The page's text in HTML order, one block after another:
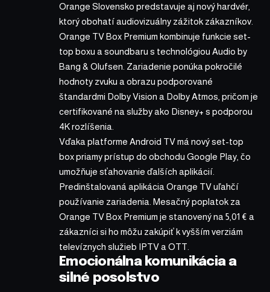
Orange Slovensko predstavuje aj nový hardvér,
ktorý obohatí audiovizuálny zážitok zákazníkov.
Orange TV Box Premium kombinuje funkcie set-
top boxu a soundbaru s technológiou Audio by
Bang & Olufsen. Zariadenie ponúka pokročilé
hodnoty zvuku a obrazu podporované
štandardmi Dolby Vision a Dolby Atmos, pričom je
certifikované na služby ako Disney+ s podporou
4K rozlíšenia.
Vďaka platforme Android TV má nový set-top
box priamy prístup do obchodu Google Play, čo
umožňuje sťahovanie ďalších aplikácií.
Predinštalovaná aplikácia Orange TV uľahčí
používanie zariadenia. Mesačný poplatok za
Orange TV Box Premium je stanovený na 5,01 € a
zákazníci si ho môžu zakúpiť k vyšším verziám
televíznych služieb IPTV a OTT.
Emocionálna komunikácia a
silné posolstvo